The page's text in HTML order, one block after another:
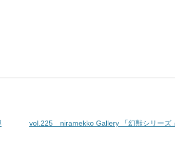
vol.225 niramekko Gallery 「幻獣シリーズ